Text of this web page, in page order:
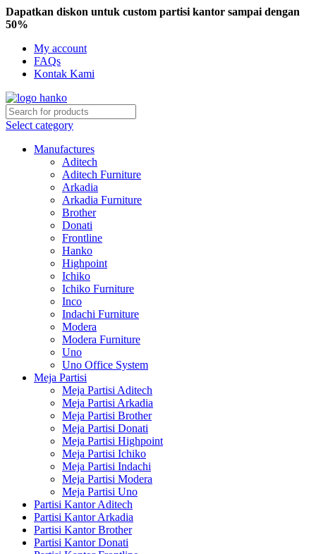
Dapatkan diskon untuk custom partisi kantor sampai dengan
50%
My account
FAQs
Kontak Kami
Select category
Manufactures
Aditech
Aditech Furniture
Arkadia
Arkadia Furniture
Brother
Donati
Frontline
Hanko
Highpoint
Ichiko
Ichiko Furniture
Inco
Indachi Furniture
Modera
Modera Furniture
Uno
Uno Office System
Meja Partisi
Meja Partisi Aditech
Meja Partisi Arkadia
Meja Partisi Brother
Meja Partisi Donati
Meja Partisi Highpoint
Meja Partisi Ichiko
Meja Partisi Indachi
Meja Partisi Modera
Meja Partisi Uno
Partisi Kantor Aditech
Partisi Kantor Arkadia
Partisi Kantor Brother
Partisi Kantor Donati